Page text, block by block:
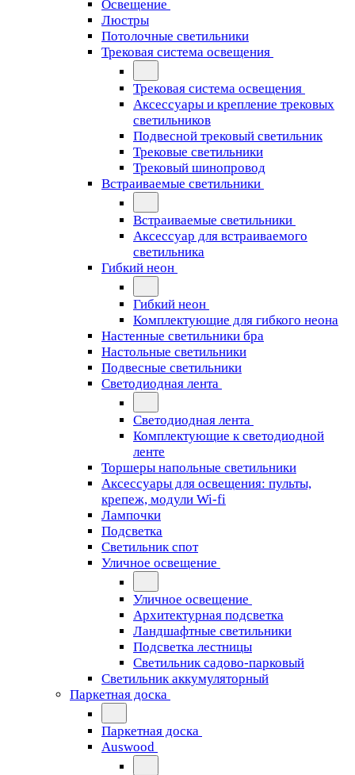
Освещение
Люстры
Потолочные светильники
Трековая система освещения
Трековая система освещения
Аксессуары и крепление трековых
светильников
Подвесной трековый светильник
Трековые светильники
Трековый шинопровод
Встраиваемые светильники
Встраиваемые светильники
Аксессуар для встраиваемого
светильника
Гибкий неон
Гибкий неон
Комплектующие для гибкого неона
Настенные светильники бра
Настольные светильники
Подвесные светильники
Светодиодная лента
Светодиодная лента
Комплектующие к светодиодной
ленте
Торшеры напольные светильники
Аксессуары для освещения: пульты,
крепеж, модули Wi-fi
Лампочки
Подсветка
Светильник спот
Уличное освещение
Уличное освещение
Архитектурная подсветка
Ландшафтные светильники
Подсветка лестницы
Светильник садово-парковый
Светильник аккумуляторный
Паркетная доска
Паркетная доска
Auswood